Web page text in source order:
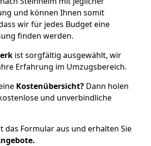
und können Ihnen somit
wir für jedes Budget eine
finden werden.
ist sorgfältig ausgewählt, wir
Erfahrung im Umzugsbereich.
Kostenübersicht? Dann holen
und unverbindliche
das Formular aus und erhalten Sie